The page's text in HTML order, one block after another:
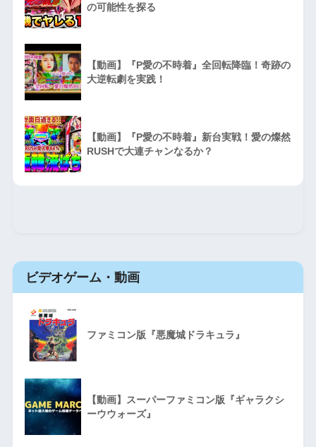
の可能性を探る
【動画】『P愛の不時着』全回転降臨！奇跡の
大逆転劇を実践！
【動画】『P愛の不時着』新台実戦！愛の燦然
RUSHで大連チャンなるか？
ビデオゲーム・動画
ファミコン版『悪魔城ドラキュラ』
【動画】スーパーファミコン版『ギャラクシ
ーウウォーズ』